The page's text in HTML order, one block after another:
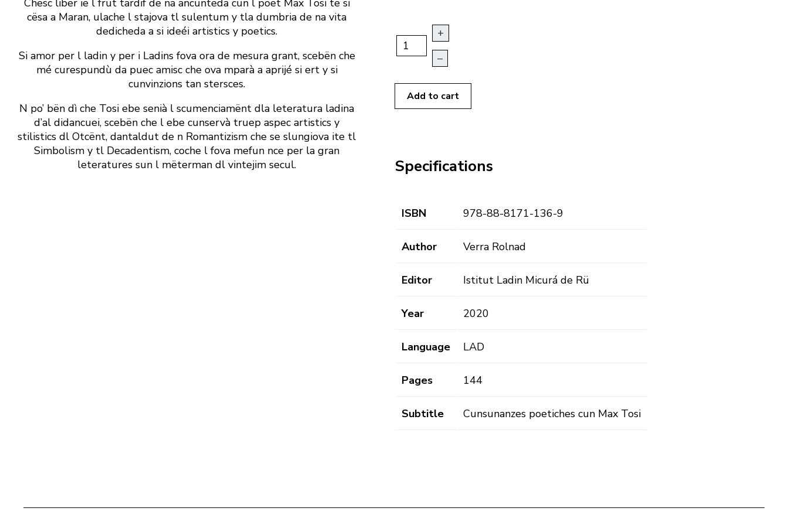
Chësc liber ie l frut tardif de na ancunteda cun l poet Max Tosi te si
cësa a Maran, ulache l stajova tl sulentum y tla dumbria de na vita
dedicheda a si ideéi artistics y poetics.
Si amor per l ladin y per i Ladins fova ora de mesura grant, scebën che
mé curespundù da puec amisc che ova mparà a aprijé si ert y si
cunvinzions tan stersces.
N po’ bën dì che Tosi ebe senià l scumenciamënt dla leteratura ladina
d’al didancuei, scebën che l ebe cunservà truep aspec artistics y
stilistics dl Otcënt, dantaldut de n Romantizism che se slungiova ite tl
Simbolism y tl Decadentism, coche l fova mefun nce per la gran
leteratures sun l mëterman dl vintejim secul.
+
–
Add to cart
Specifications
ISBN 978-88-8171-136-9
Author Verra Rolnad
Editor Istitut Ladin Micurá de Rü
Year 2020
Language LAD
Pages 144
Subtitle Cunsunanzes poetiches cun Max Tosi